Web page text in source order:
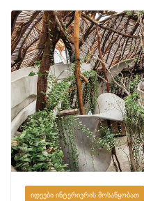
ᲘᲓᲔᲔᲑᲘ ᲘᲜᲢᲔᲠᲘᲔᲠᲘᲡ ᲛᲝᲡᲐᲬᲧᲝᲑᲐᲗ